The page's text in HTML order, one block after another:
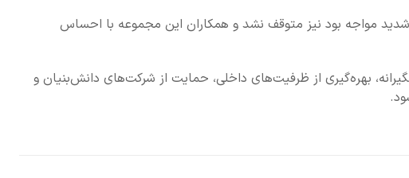
مواجه بود نیز متوقف نشد و همکاران این مجموعه با احساس
بهره‌گیری از ظرفیت‌های داخلی، حمایت از شرکت‌های دانش‌بنیان و